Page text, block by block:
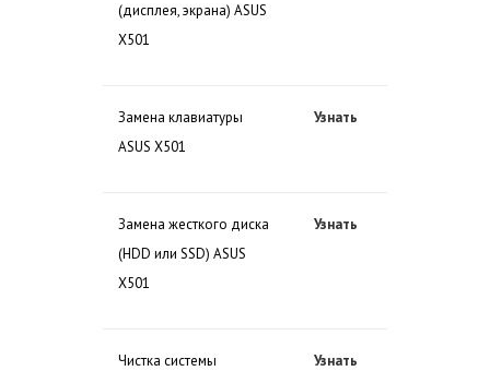
(дисплея, экрана) ASUS
X501
Замена клавиатуры
ASUS X501
Узнать
Замена жесткого диска
(HDD или SSD) ASUS
X501
Узнать
Чистка системы
Узнать